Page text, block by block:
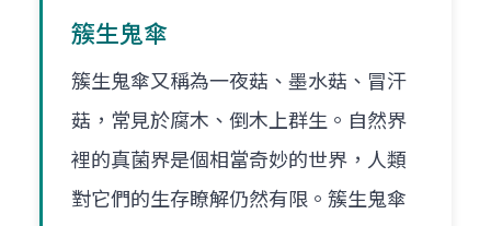
簇生鬼傘
簇生鬼傘又稱為一夜菇、墨水菇、冒汗
菇，常見於腐木、倒木上群生。自然界
裡的真菌界是個相當奇妙的世界，人類
對它們的生存瞭解仍然有限。簇生鬼傘